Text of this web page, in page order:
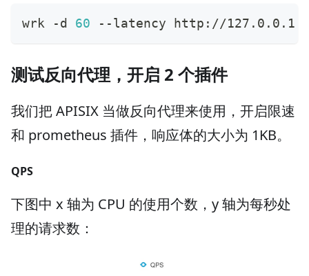
wrk -d 60 --latency http://
测试反向代理，开启 2 个插件
我们把 APISIX 当做反向代理来使用，开启限速
和 prometheus 插件，响应体的大小为 1KB。
QPS
下图中 x 轴为 CPU 的使用个数，y 轴为每秒处
理的请求数：